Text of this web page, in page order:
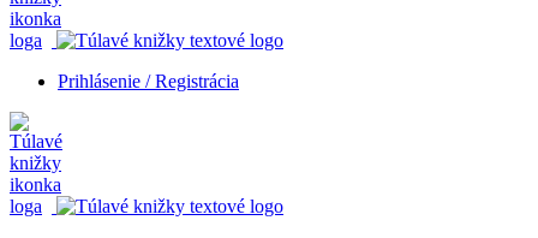
Prihlásenie / Registrácia